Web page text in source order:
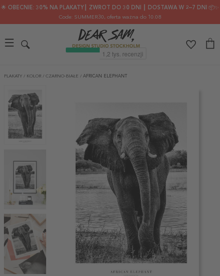
🌟 OBECNIE: 30% NA PLAKATY┃ ZWROT DO 30 DNI ┃ DOSTAWA W 2–7 DNI 📦✨
Code: SUMMER30, oferta ważna do 10.08
PLAKATY / KOLOR / CZARNO-BIAŁE / AFRICAN ELEPHANT